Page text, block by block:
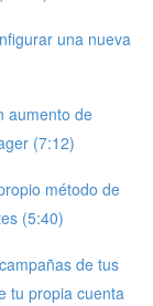
una nueva
aumento de
(7:12)
método de
(5:40)
de tus
tu propia cuenta